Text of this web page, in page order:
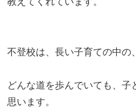
不登校は、長い子育ての中の
どんな道を歩んでいても、子
思います。